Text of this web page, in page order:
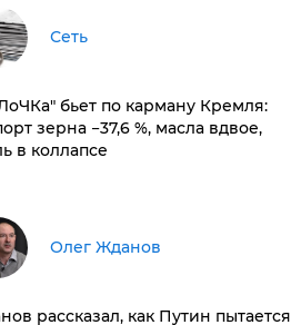
Сеть
бьет по карману Кремля:
зерна −37,6 %, масла вдвое,
в коллапсе
Олег Жданов
рассказал, как Путин пытается